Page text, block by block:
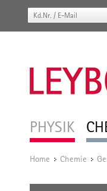
PHYSIK
Home / Chemie /